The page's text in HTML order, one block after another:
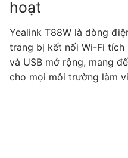
hoạt
Yealink T88W là dòng
trang bị kết nối Wi-Fi
và USB mở rộng, mang
cho mọi môi trường làm